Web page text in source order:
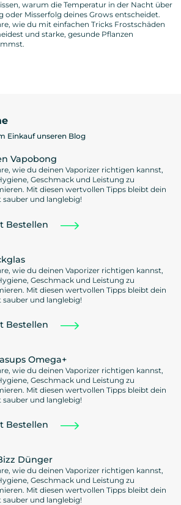
warum die Temperatur in der Nacht über
oder Misserfolg deines Grows entscheidet.
wie du mit einfachen Tricks Frostschäden
und starke, gesunde Pflanzen
Einkauf unseren Blog
Vapobong
wie du deinen Vaporizer richtigen kannst,
Geschmack und Leistung zu
Mit diesen wertvollen Tipps bleibt dein
sauber und langlebig!
Bestellen
wie du deinen Vaporizer richtigen kannst,
Geschmack und Leistung zu
Mit diesen wertvollen Tipps bleibt dein
sauber und langlebig!
Bestellen
Omega+
wie du deinen Vaporizer richtigen kannst,
Geschmack und Leistung zu
Mit diesen wertvollen Tipps bleibt dein
sauber und langlebig!
Bestellen
Dünger
wie du deinen Vaporizer richtigen kannst,
Geschmack und Leistung zu
Mit diesen wertvollen Tipps bleibt dein
sauber und langlebig!